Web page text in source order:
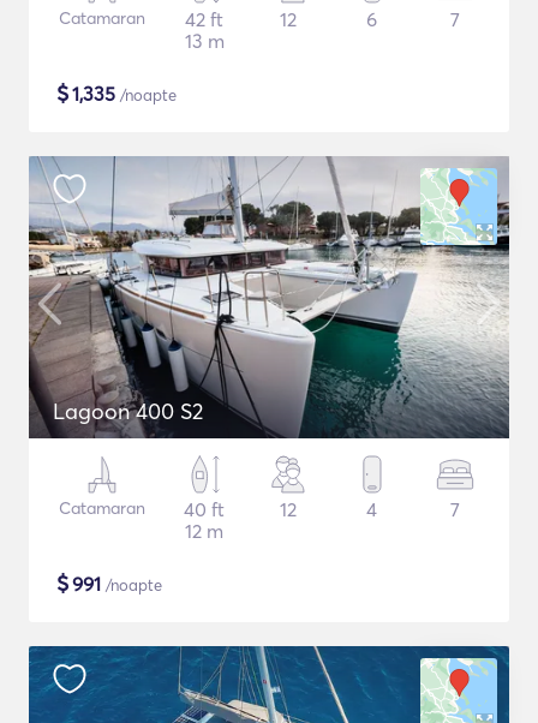
Catamaran
42 ft
13 m
12 6 7
$1,335 /noapte
Lagoon 400 S2
Catamaran
40 ft
12 m
12 4 7
$991 /noapte